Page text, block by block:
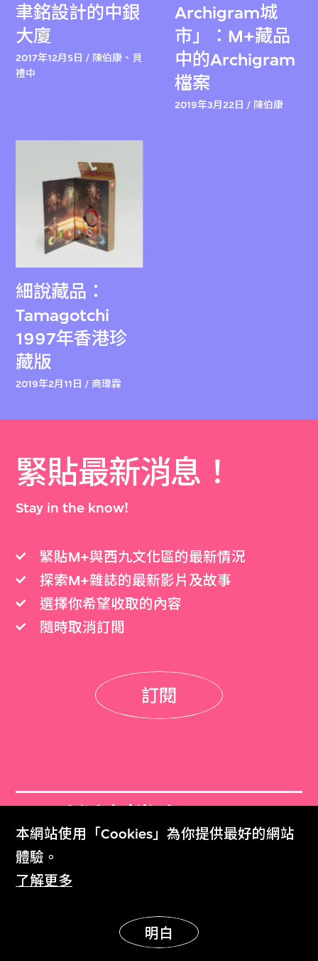
本網站使用「Cookies」為你提供最好的網站
體驗。
了解更多
明白
聿銘設計的中銀
大廈
2017年12月5日 / 陳伯康、貝
禮中
Archigram城
市」：M+藏品
中的Archigram
檔案
2019年3月22日 / 陳伯康
細說藏品：
Tamagotchi
1997年香港珍
藏版
2019年2月11日 / 商瑋霖
緊貼最新消息！
Stay in the know!
緊貼M+與西九文化區的最新情況
探索M+雜誌的最新影片及故事
選擇你希望收取的內容
隨時取消訂閲
訂閱
M+雜誌檔案
M+ Magazine Archive
M+藏品
Collection Online